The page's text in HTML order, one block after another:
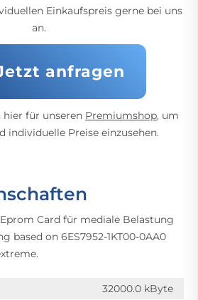
Einkaufspreis gerne bei uns
an.
anfragen
hier für unseren Premiumshop, um
individuelle Preise einzusehen.
Eprom Card für mediale Belastung
based on 6ES7952-1KT00-0AA0
32000.0 kByte